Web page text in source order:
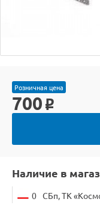
Розничная цена
700 o
Наличие в
0 СБп, ТК